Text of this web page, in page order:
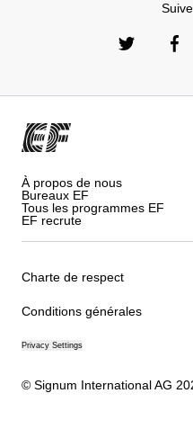
À propos de nous
Bureaux EF
Tous les programmes EF
EF recrute
Charte de respect
Conditions générales
Privacy Settings
© Signum International AG